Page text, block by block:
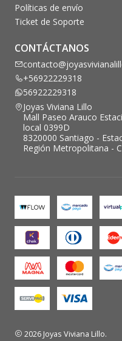
Políticas de envío
Ticket de Soporte
CONTÁCTANOS
+56922229318
56922229318
Joyas Viviana Lillo
Mall Paseo Arauco
local 0399D
8320000 Santiago -
Región Metropolitana -
2026 Joyas Viviana Lillo.